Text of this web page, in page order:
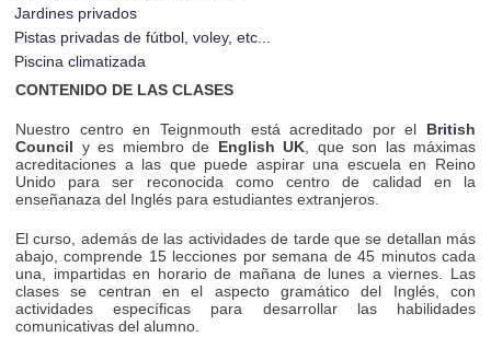
Jardines privados
Pistas privadas de fútbol, voley, etc...
Piscina climatizada
CONTENIDO DE LAS CLASES
Nuestro centro en Teignmouth está acreditado por el British
Council y es miembro de English UK, que son las máximas
acreditaciones a las que puede aspirar una escuela en Reino
Unido para ser reconocida como centro de calidad en la
enseñanaza del Inglés para estudiantes extranjeros.
El curso, además de las actividades de tarde que se detallan más
abajo, comprende 15 lecciones por semana de 45 minutos cada
una, impartidas en horario de mañana de lunes a viernes. Las
clases se centran en el aspecto gramático del Inglés, con
actividades específicas para desarrollar las habilidades
comunicativas del alumno.